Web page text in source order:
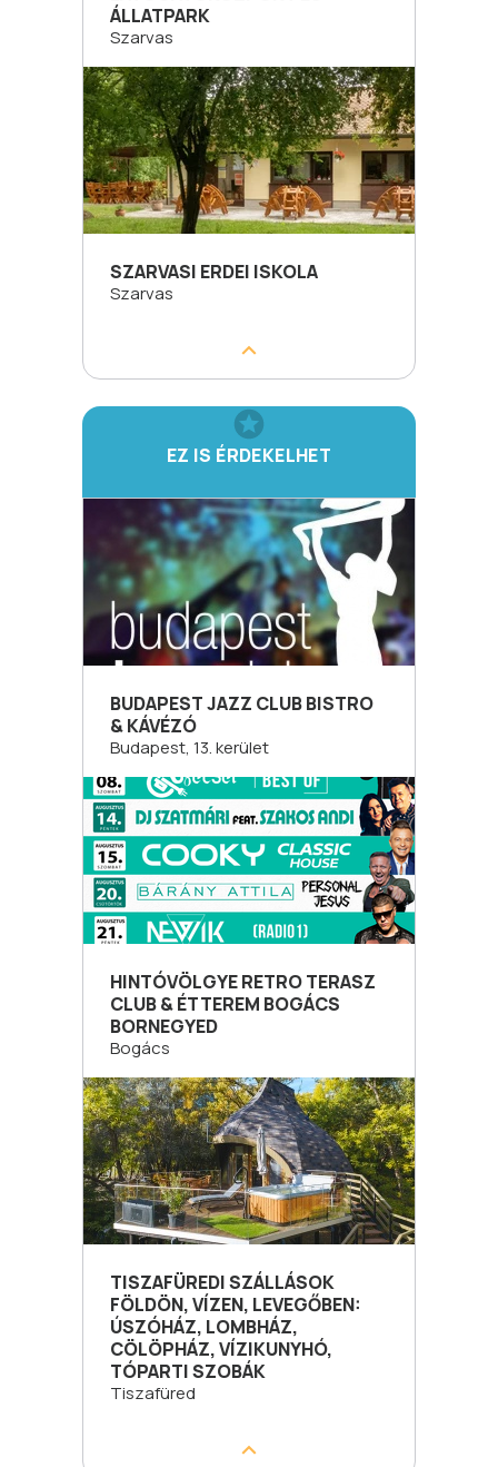
ÁLLATPARK
Szarvas
SZARVASI ERDEI ISKOLA
Szarvas
EZ IS ÉRDEKELHET
BUDAPEST JAZZ CLUB BISTRO
& KÁVÉZÓ
Budapest, 13. kerület
HINTÓVÖLGYE RETRO TERASZ
CLUB & ÉTTEREM BOGÁCS
BORNEGYED
Bogács
TISZAFÜREDI SZÁLLÁSOK
FÖLDÖN, VÍZEN, LEVEGŐBEN:
ÚSZÓHÁZ, LOMBHÁZ,
CÖLÖPHÁZ, VÍZIKUNYHÓ,
TÓPARTI SZOBÁK
Tiszafüred